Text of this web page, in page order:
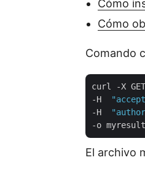
Cómo
Cómo
Comando
curl -X GET
-H
-H
El archivo